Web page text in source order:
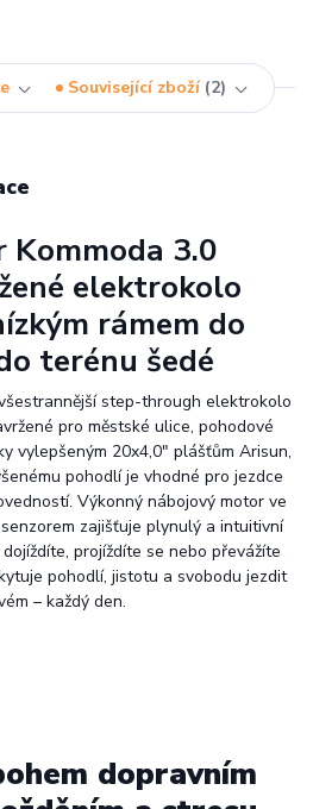
Související zboží 2
Kommoda 3.0
elektrokolo
rámem do
terénu šedé
step-through elektrokolo
pro městské ulice, pohodové
vylepšeným 20x4,0" plášťům Arisun,
pohodlí je vhodné pro jezdce
Výkonný nábojový motor ve
zajišťuje plynulý a intuitivní
projíždíte se nebo převážíte
pohodlí, jistotu a svobodu jezdit
– každý den.
dopravním